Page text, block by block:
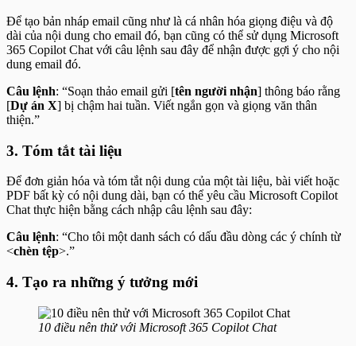
Để tạo bản nháp email cũng như là cá nhân hóa giọng điệu và độ
dài của nội dung cho email đó, bạn cũng có thể sử dụng Microsoft
365 Copilot Chat với câu lệnh sau đây để nhận được gợi ý cho nội
dung email đó.
Câu lệnh: “Soạn thảo email gửi [tên người nhận] thông báo rằng
[Dự án X] bị chậm hai tuần. Viết ngắn gọn và giọng văn thân
thiện.”
3. Tóm tắt tài liệu
Để đơn giản hóa và tóm tắt nội dung của một tài liệu, bài viết hoặc
PDF bất kỳ có nội dung dài, bạn có thể yêu cầu Microsoft Copilot
Chat thực hiện bằng cách nhập câu lệnh sau đây:
Câu lệnh: “Cho tôi một danh sách có dấu đầu dòng các ý chính từ
<chèn tệp>.”
4. Tạo ra những ý tưởng mới
10 điều nên thử với Microsoft 365 Copilot Chat